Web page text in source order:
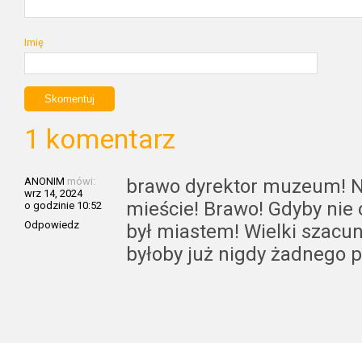
Imię
1 komentarz
ANONIM mówi:
wrz 14, 2024
o godzinie 10:52
Odpowiedz
brawo dyrektor muzeum!
mieście! Brawo! Gdyby
był miastem! Wielki
byłoby już nigdy żadnego